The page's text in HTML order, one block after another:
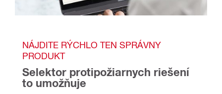
NÁJDITE RÝCHLO TEN SPRÁVNY
PRODUKT
Selektor protipožiarnych riešení
to umožňuje